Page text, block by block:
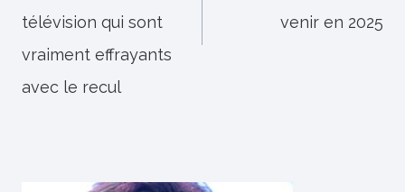
télévision qui sont
vraiment effrayants
avec le recul
venir en 2025